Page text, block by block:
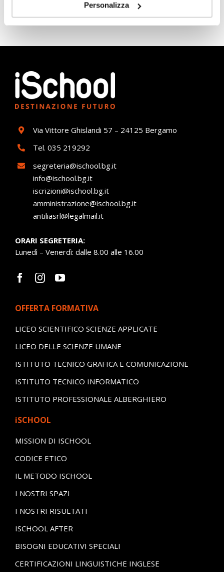
Personalizza
Via Vittore Ghislandi 57 – 24125 Bergamo
Tel. 035 219292
segreteria@ischool.bg.it
info@ischool.bg.it
iscrizioni@ischool.bg.it
amministrazione@ischool.bg.it
antiliasrl@legalmail.it
ORARI SEGRETERIA:
Lunedì – Venerdì: dalle 8.00 alle 16.00
OFFERTA FORMATIVA
LICEO SCIENTIFICO SCIENZE APPLICATE
LICEO DELLE SCIENZE UMANE
ISTITUTO TECNICO GRAFICA E COMUNICAZIONE
ISTITUTO TECNICO INFORMATICO
ISTITUTO PROFESSIONALE ALBERGHIERO
iSCHOOL
MISSION DI ISCHOOL
CODICE ETICO
IL METODO ISCHOOL
I NOSTRI SPAZI
I NOSTRI RISULTATI
ISCHOOL AFTER
BISOGNI EDUCATIVI SPECIALI
CERTIFICAZIONI LINGUISTICHE INGLESE